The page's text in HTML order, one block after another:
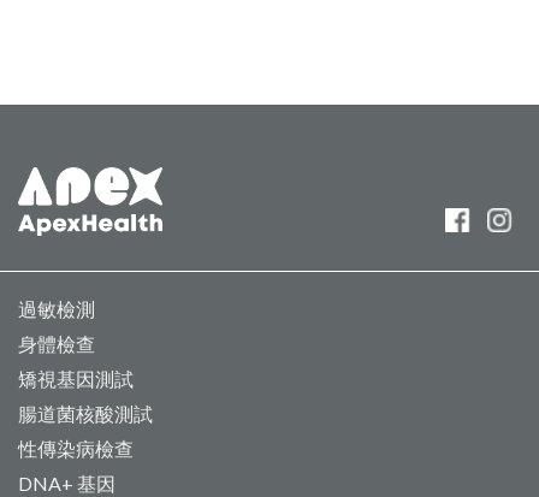
過敏檢測
身體檢查
矯視基因測試
腸道菌核酸測試
性傳染病檢查
DNA+ 基因